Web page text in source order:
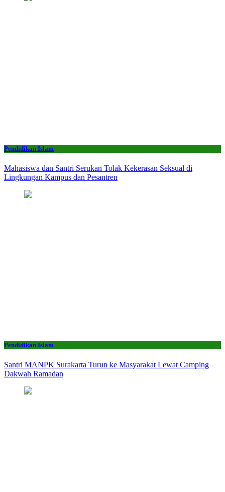
Pendidikan Islam
Mahasiswa dan Santri Serukan Tolak Kekerasan Seksual di
Lingkungan Kampus dan Pesantren
Pendidikan Islam
Santri MANPK Surakarta Turun ke Masyarakat Lewat Camping
Dakwah Ramadan